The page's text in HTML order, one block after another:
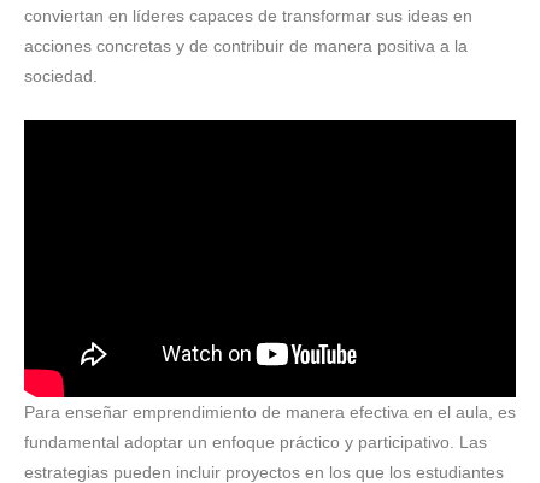
conviertan en líderes capaces de transformar sus ideas en
acciones concretas y de contribuir de manera positiva a la
sociedad.
Para enseñar emprendimiento de manera efectiva en el aula, es
fundamental adoptar un enfoque práctico y participativo. Las
estrategias pueden incluir proyectos en los que los estudiantes